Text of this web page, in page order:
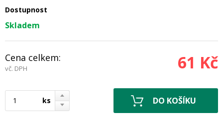
Dostupnost
Skladem
Cena celkem:
vč. DPH 61 Kč
ks